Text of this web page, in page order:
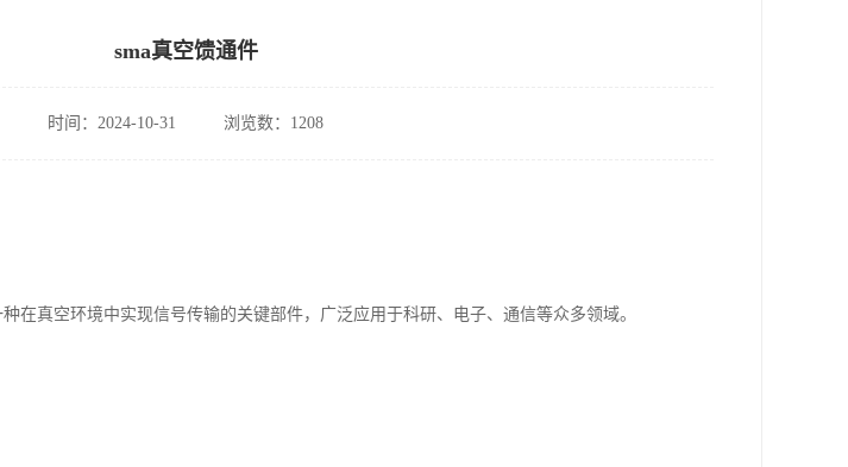
sma真空馈通件
时间：2024-10-31 浏览数：1208
在真空环境中实现信号传输的关键部件，广泛应用于科研、电子、通信等众多领域。